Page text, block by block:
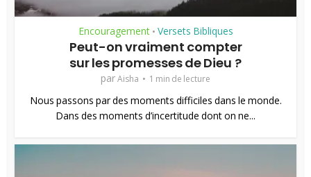
Encouragement • Versets Bibliques
Peut-on vraiment compter
sur les promesses de Dieu ?
parAisha 1 min de lecture
Nous passons par des moments difficiles dans le monde.
Dans des moments d’incertitude dont on ne...